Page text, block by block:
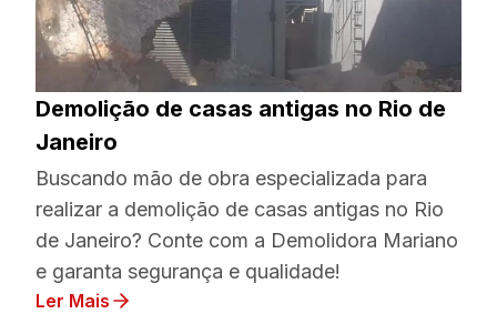
Demolição de casas antigas no Rio de
Janeiro
Buscando mão de obra especializada para
realizar a demolição de casas antigas no Rio
de Janeiro? Conte com a Demolidora Mariano
e garanta segurança e qualidade!
Ler Mais